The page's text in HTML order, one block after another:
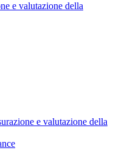
e valutazione della
e valutazione della